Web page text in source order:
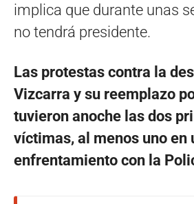
implica que durante unas
no tendrá presidente.
Las protestas contra la
Vizcarra y su reemplazo
tuvieron anoche las dos
víctimas, al menos uno en
enfrentamiento con la